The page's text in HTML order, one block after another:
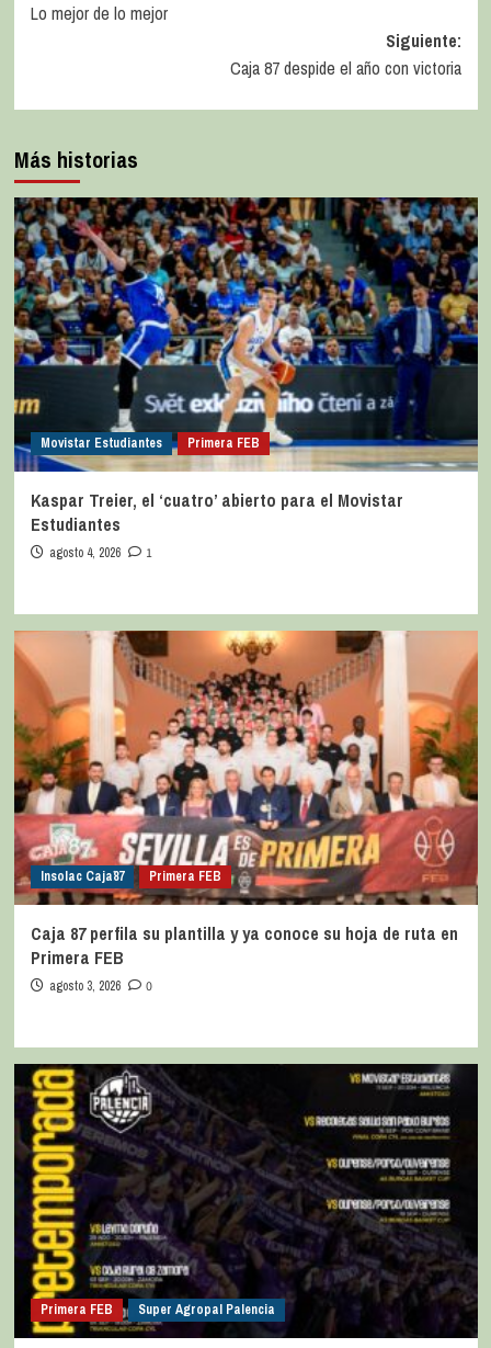
Lo mejor de lo mejor
Siguiente:
Caja 87 despide el año con victoria
Más historias
Movistar Estudiantes Primera FEB
Kaspar Treier, el ‘cuatro’ abierto para el Movistar
Estudiantes
agosto 4, 2026 1
Insolac Caja´87 Primera FEB
Caja 87 perfila su plantilla y ya conoce su hoja de ruta en
Primera FEB
agosto 3, 2026 0
Primera FEB Super Agropal Palencia